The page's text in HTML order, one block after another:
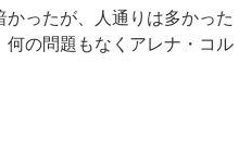
ったが、人通りは多かった
何の問題もなくアレナ・コル